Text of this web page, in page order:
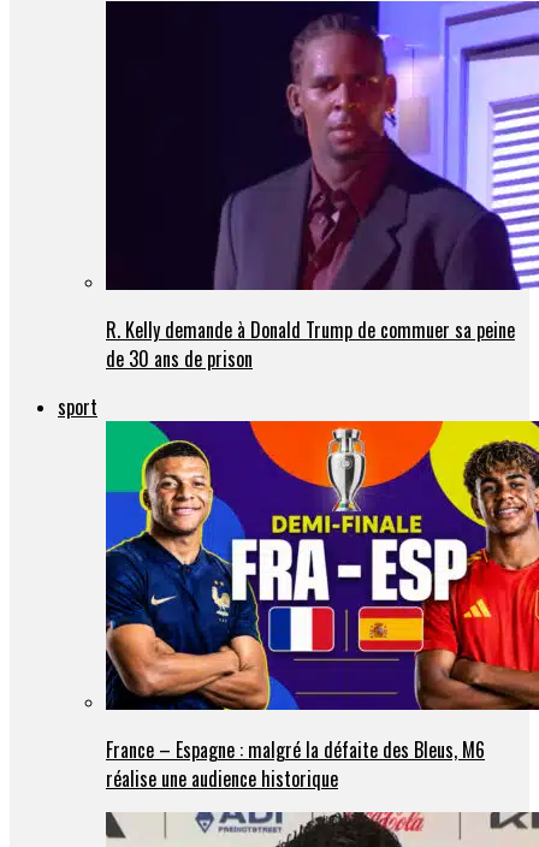
R. Kelly demande à Donald Trump de commuer sa peine
de 30 ans de prison
sport
France – Espagne : malgré la défaite des Bleus, M6
réalise une audience historique